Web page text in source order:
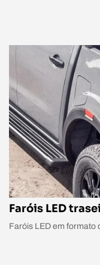
Faróis LED
Faróis LED em formato